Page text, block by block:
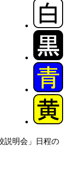
明会」日程の